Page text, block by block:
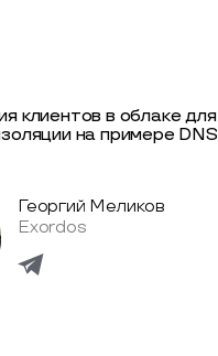
клиентов в облаке для
на примере DNS
Георгий Меликов
Exordos